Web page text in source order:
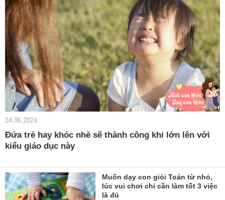
24.06.2024
Đứa trẻ hay khóc nhè sẽ thành công khi lớn lên với
kiểu giáo dục này
Muốn dạy con giỏi Toán từ nhỏ,
lúc vui chơi chỉ cần làm tốt 3 việc
là đủ